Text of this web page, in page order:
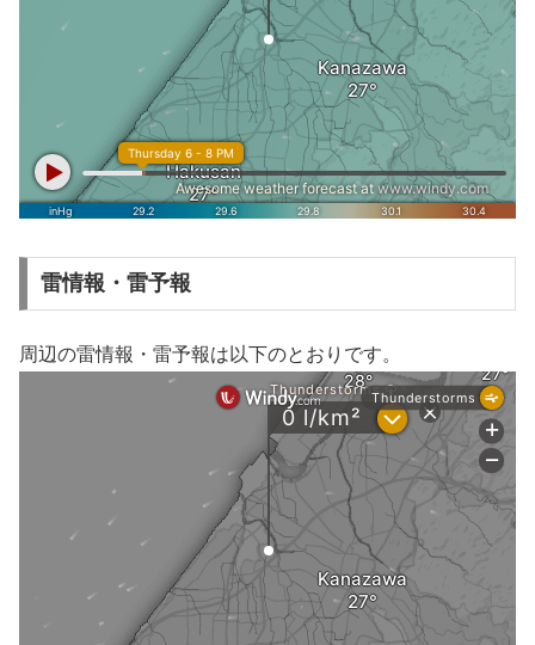
雷情報・雷予報
周辺の雷情報・雷予報は以下のとおりです。